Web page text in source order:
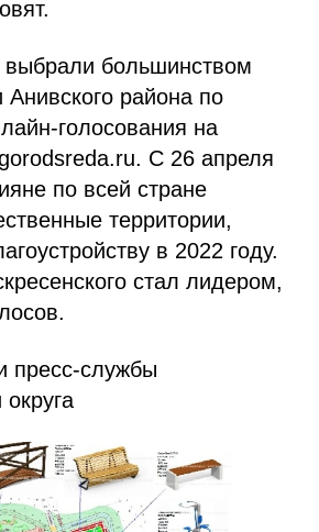
выбрали большинством
Анивского района по
голосования на
С 26 апреля
по всей стране
территории,
в 2022 году.
стал лидером,
пресс-службы